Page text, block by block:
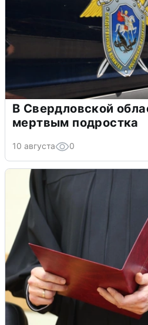
В Свердловской
мертвым подростка
10 августа 0